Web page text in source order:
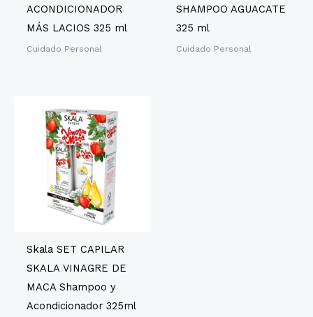
ACONDICIONADOR
MÁS LACIOS 325 ml
Cuidado Personal
SHAMPOO AGUACATE
325 ml
Cuidado Personal
Skala SET CAPILAR
SKALA VINAGRE DE
MACA Shampoo y
Acondicionador 325ml